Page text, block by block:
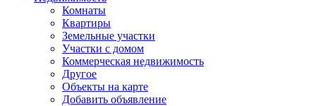
Комнаты
Квартиры
Земельные участки
Участки с домом
Коммерческая недвижимость
Другое
Объекты на карте
Добавить объявление